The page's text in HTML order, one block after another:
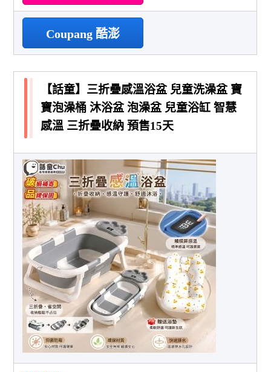
Coupang 酷澎
【話童】三折疊感溫浴盆 兒童洗澡盆 寶
寶泡澡桶 沐浴盆 泡澡盆 兒童浴缸 智慧
感溫 三折疊收納 預售15天